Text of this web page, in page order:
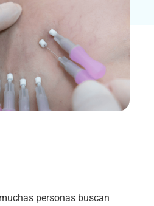
personas buscan